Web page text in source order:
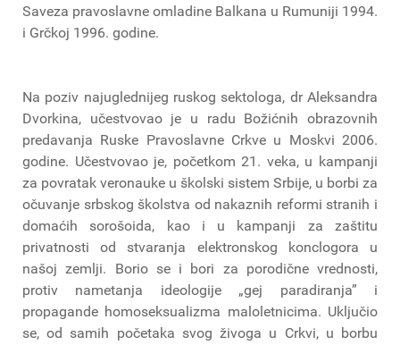
Saveza pravoslavne omladine Balkana u Rumuniji 1994.
i Grčkoj 1996. godine.
Na poziv najuglednijeg ruskog sektologa, dr Aleksandra
Dvorkina, učestvovao je u radu Božićnih obrazovnih
predavanja Ruske Pravoslavne Crkve u Moskvi 2006.
godine. Učestvovao je, početkom 21. veka, u kampanji
za povratak veronauke u školski sistem Srbije, u borbi za
očuvanje srbskog školstva od nakaznih reformi stranih i
domaćih sorošoida, kao i u kampanji za zaštitu
privatnosti od stvaranja elektronskog konclogora u
našoj zemlji. Borio se i bori za porodične vrednosti,
protiv nametanja ideologije „gej paradiranja” i
propagande homoseksualizma maloletnicima. Uključio
se, od samih početaka svog živoga u Crkvi, u borbu